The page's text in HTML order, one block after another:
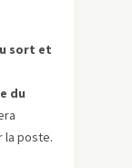
sort et
du
la poste.